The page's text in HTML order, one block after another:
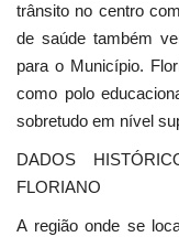
trânsito no centro
de saúde também
para o Município.
como polo
sobretudo em nível
DADOS
FLORIANO
A região onde se